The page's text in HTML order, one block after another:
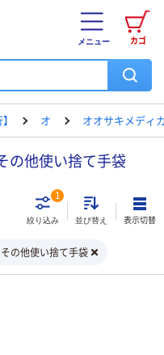
カゴ
メニュー
オ オオサキメディ
の他使い捨て手袋
絞り込み
1
並び替え 表示切替
の他使い捨て手袋